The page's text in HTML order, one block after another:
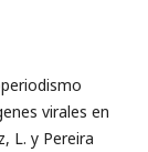
virales en
L. y Pereira